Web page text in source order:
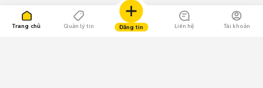
Trang chủ Quản lý tin Đăng tin Liên hệ Tài khoản